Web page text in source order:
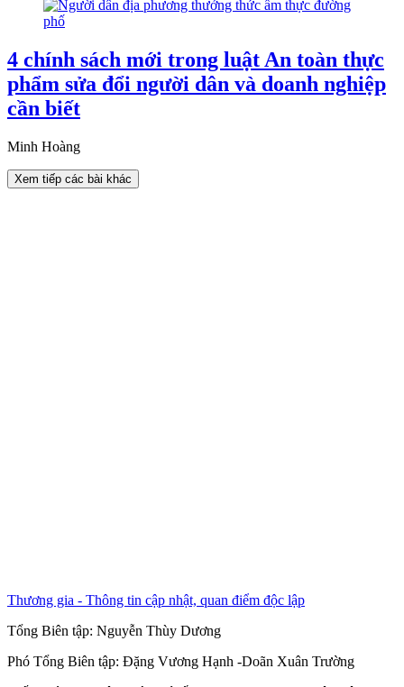
4 chính sách mới trong luật An toàn thực
phẩm sửa đổi người dân và doanh nghiệp
cần biết
Minh Hoàng
Xem tiếp các bài khác
Thương gia - Thông tin cập nhật, quan điểm độc lập
Tổng Biên tập: Nguyễn Thùy Dương
Phó Tổng Biên tập: Đặng Vương Hạnh -Doãn Xuân Trường